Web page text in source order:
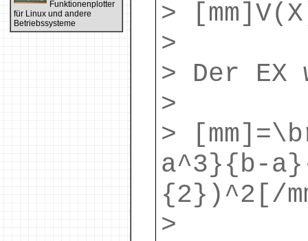
Funktionenplotter
für Linux und andere
Betriebssysteme
>
>
> Der
>
>
a^3}{b-
{2})^2[/
>